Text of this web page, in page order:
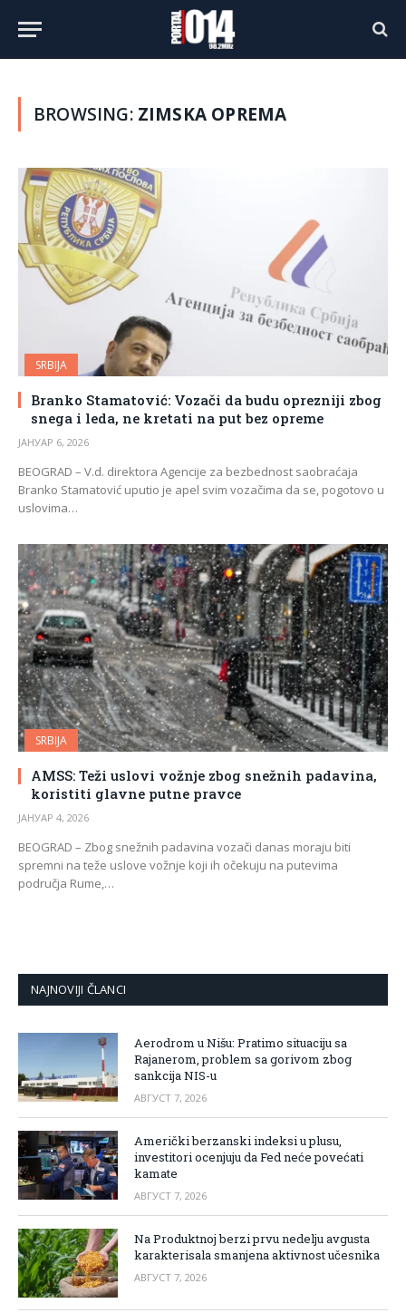
BROWSING: ZIMSKA OPREMA
SRBIJA
Branko Stamatović: Vozači da budu oprezniji zbog
snega i leda, ne kretati na put bez opreme
ЈАНУАР 6, 2026
BEOGRAD – V.d. direktora Agencije za bezbednost saobraćaja
Branko Stamatović uputio je apel svim vozačima da se, pogotovo u
uslovima…
SRBIJA
AMSS: Teži uslovi vožnje zbog snežnih padavina,
koristiti glavne putne pravce
ЈАНУАР 4, 2026
BEOGRAD – Zbog snežnih padavina vozači danas moraju biti
spremni na teže uslove vožnje koji ih očekuju na putevima
područja Rume,…
NAJNOVIJI ČLANCI
Aerodrom u Nišu: Pratimo situaciju sa
Rajanerom, problem sa gorivom zbog
sankcija NIS-u
АВГУСТ 7, 2026
Američki berzanski indeksi u plusu,
investitori ocenjuju da Fed neće povećati
kamate
АВГУСТ 7, 2026
Na Produktnoj berzi prvu nedelju avgusta
karakterisala smanjena aktivnost učesnika
АВГУСТ 7, 2026